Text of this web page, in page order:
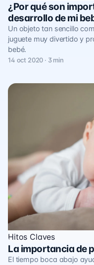
¿Por qué son
desarrollo de mi
Un objeto tan sencillo
juguete muy divertido y
bebé.
14 oct 2020 · 3 min
Hitos Claves
La importancia de
El tiempo boca abajo